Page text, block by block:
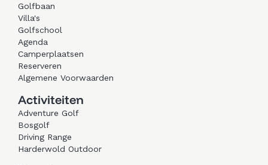
Golfbaan
Villa's
Golfschool
Agenda
Camperplaatsen
Reserveren
Algemene Voorwaarden
Activiteiten
Adventure Golf
Bosgolf
Driving Range
Harderwold Outdoor